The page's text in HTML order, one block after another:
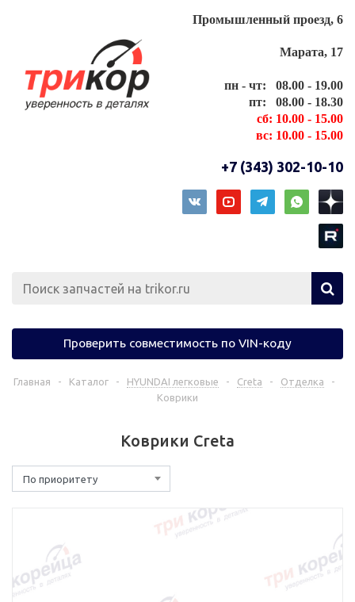
Промышленный проезд, 6
Марата, 17
пн - чт: 08.00 - 19.00
пт: 08.00 - 18.30
сб: 10.00 - 15.00
вс: 10.00 - 15.00
+7 (343) 302-10-10
Проверить совместимость по VIN-коду
Главная - Каталог - HYUNDAI легковые - Creta - Отделка
-
Коврики
Коврики Creta
По приоритету